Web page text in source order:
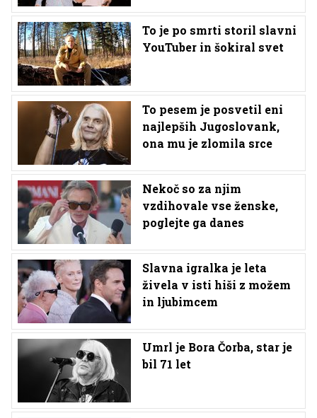
To je po smrti storil slavni
YouTuber in šokiral svet
To pesem je posvetil eni
najlepših Jugoslovank,
ona mu je zlomila srce
Nekoč so za njim
vzdihovale vse ženske,
poglejte ga danes
Slavna igralka je leta
živela v isti hiši z možem
in ljubimcem
Umrl je Bora Čorba, star je
bil 71 let